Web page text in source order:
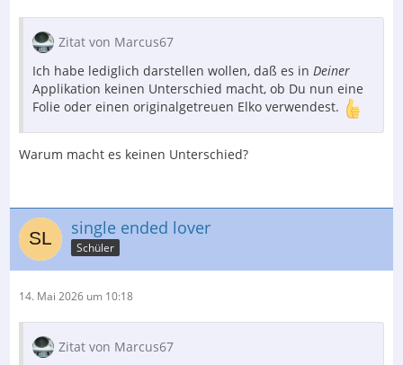
Zitat von Marcus67
Ich habe lediglich darstellen wollen, daß es in Deiner
Applikation keinen Unterschied macht, ob Du nun eine
Folie oder einen originalgetreuen Elko verwendest.
Warum macht es keinen Unterschied?
single ended lover
Schüler
14. Mai 2026 um 10:18
Zitat von Marcus67